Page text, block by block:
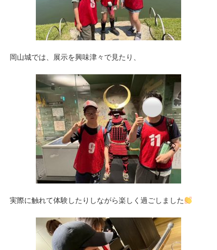
岡山城では、展示を興味津々で見たり、
実際に触れて体験したりしながら楽しく過ごしました